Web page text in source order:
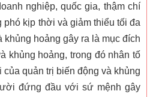
nghiệp, quốc gia, thậm chí
phó kịp thời và giảm thiểu tối đa
khủng hoảng gây ra là mục đích
khủng hoảng, trong đó nhân tố
quản trị biến động và khủng
đứng đầu với sứ mệnh gây